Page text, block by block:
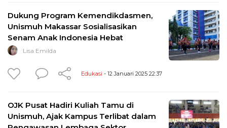
Dukung Program Kemendikdasmen,
Unismuh Makassar Sosialisasikan
Senam Anak Indonesia Hebat
Lisa Emilda
Edukasi - 12 Januari 2025 22:37
OJK Pusat Hadiri Kuliah Tamu di
Unismuh, Ajak Kampus Terlibat dalam